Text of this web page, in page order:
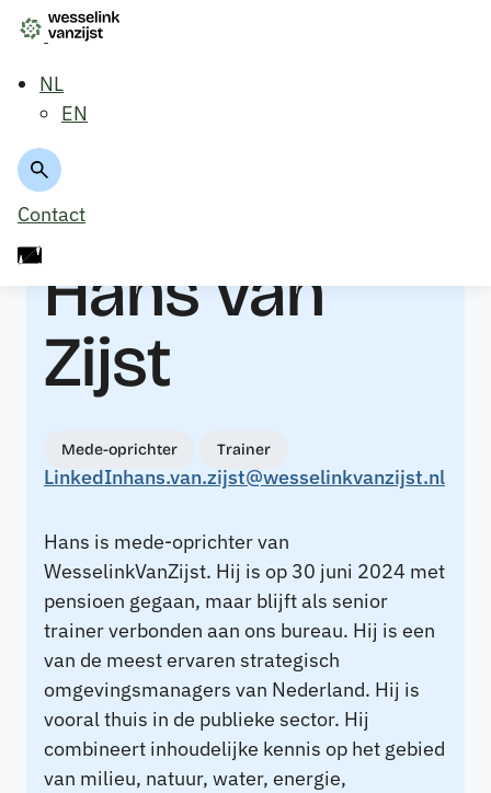
NL
EN
Contact
Hans van
Zijst
Mede-oprichter Trainer
LinkedInhans.van.zijst@wesselinkvanzijst.nl
Hans is mede-oprichter van
WesselinkVanZijst. Hij is op 30 juni 2024 met
pensioen gegaan, maar blijft als senior
trainer verbonden aan ons bureau. Hij is een
van de meest ervaren strategisch
omgevingsmanagers van Nederland. Hij is
vooral thuis in de publieke sector. Hij
combineert inhoudelijke kennis op het gebied
van milieu, natuur, water, energie,